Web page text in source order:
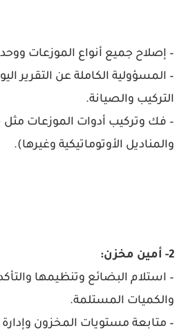
– إصلاح جميع أنواع الموزعات
– المسؤولية الكاملة عن التقرير
التركيب والصيانة.
– فك وتركيب أدوات الموزعات
والمناديل الأوتوماتيكية وغيرها).
2- أمين مخزن:
– استلام البضائع وتنظيمها
والكميات المستلمة.
– متابعة مستويات المخزون